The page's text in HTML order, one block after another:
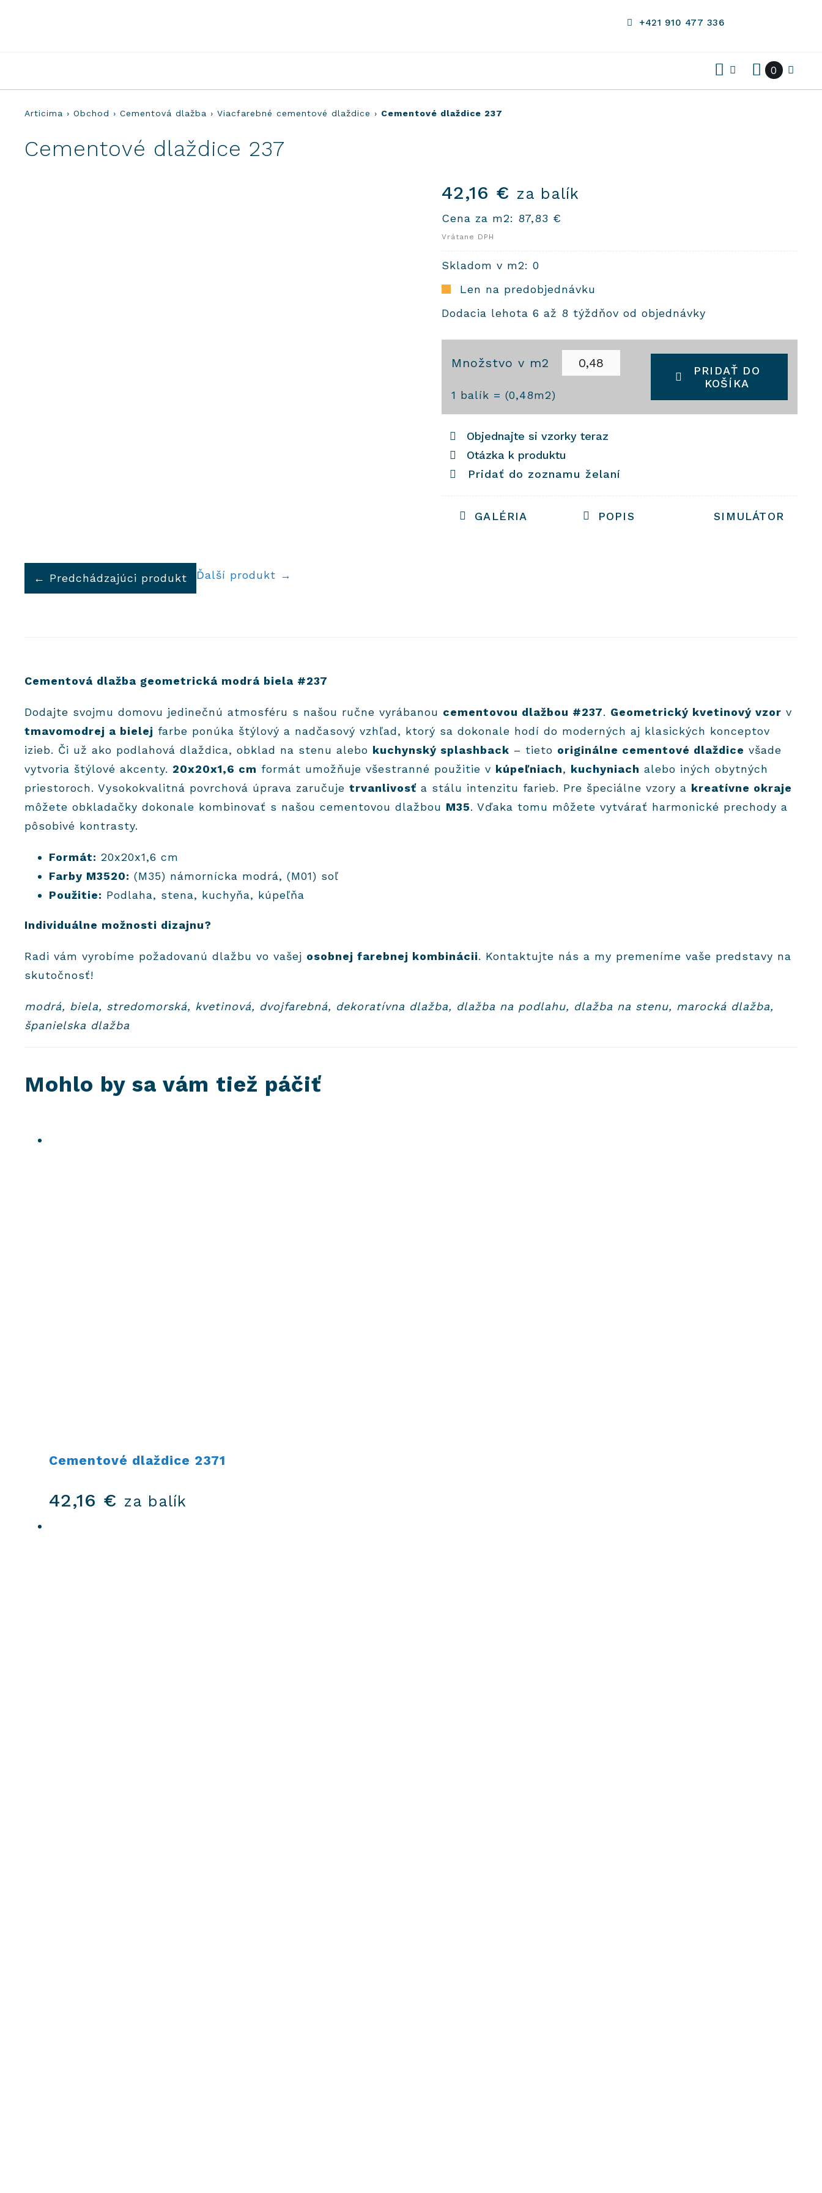
+421 910 477 336
0
Articima › Obchod › Cementová dlažba › Viacfarebné cementové dlaždice › Cementové dlaždice 237
Cementové dlaždice 237
42,16 € za balík
Cena za m2: 87,83 €
Vrátane DPH
Skladom v m2: 0
Len na predobjednávku
Dodacia lehota 6 až 8 týždňov od objednávky
Množstvo v m2
1 balík = (0,48m2)
dlaždice
237
PRIDAŤ DO
KOŠÍKA
Objednajte si vzorky teraz
Otázka k produktu
Pridať do zoznamu želaní
GALÉRIA POPIS SIMULÁTOR
← Predchádzajúci produkt Ďalší produkt →
Cementová dlažba geometrická modrá biela #237
Dodajte svojmu domovu jedinečnú atmosféru s našou ručne vyrábanou cementovou dlažbou #237. Geometrický kvetinový vzor v
tmavomodrej a bielej farbe ponúka štýlový a nadčasový vzhľad, ktorý sa dokonale hodí do moderných aj klasických konceptov
izieb. Či už ako podlahová dlaždica, obklad na stenu alebo kuchynský splashback – tieto originálne cementové dlaždice všade
vytvoria štýlové akcenty. 20x20x1,6 cm formát umožňuje všestranné použitie v kúpeľniach, kuchyniach alebo iných obytných
priestoroch. Vysokokvalitná povrchová úprava zaručuje trvanlivosťa stálu intenzitu farieb. Pre špeciálne vzory a kreatívne okraje
môžete obkladačky dokonale kombinovať s našou cementovou dlažbou M35. Vďaka tomu môžete vytvárať harmonické prechody a
pôsobivé kontrasty.
Formát: 20x20x1,6 cm
Farby M3520: (M35) námornícka modrá, (M01) soľ
Použitie: Podlaha, stena, kuchyňa, kúpeľňa
Individuálne možnosti dizajnu?
Radi vám vyrobíme požadovanú dlažbu vo vašej osobnej farebnej kombinácii. Kontaktujte nás a my premeníme vaše predstavy na
skutočnosť!
modrá, biela, stredomorská, kvetinová, dvojfarebná, dekoratívna dlažba, dlažba na podlahu, dlažba na stenu, marocká dlažba,
španielska dlažba
Mohlo by sa vám tiež páčiť
Cementové dlaždice 2371
42,16 € za balík